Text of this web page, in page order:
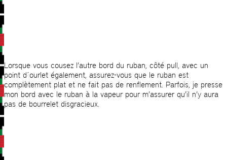
Lorsque vous cousez l’autre bord du ruban, côté pull, avec un
point d´ourlet également, assurez-vous que le ruban est
complètement plat et ne fait pas de renflement. Parfois, je presse
mon bord avec le ruban à la vapeur pour m’assurer qu’il n’y aura
pas de bourrelet disgracieux.